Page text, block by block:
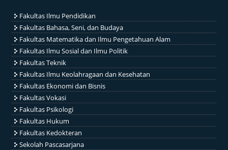
Fakultas Ilmu Pendidikan
Fakultas Bahasa, Seni, dan Budaya
Fakultas Matematika dan Ilmu Pengetahuan Alam
Fakultas Ilmu Sosial dan Ilmu Politik
Fakultas Teknik
Fakultas Ilmu Keolahragaan dan Kesehatan
Fakultas Ekonomi dan Bisnis
Fakultas Vokasi
Fakultas Psikologi
Fakultas Hukum
Fakultas Kedokteran
Sekolah Pascasarjana